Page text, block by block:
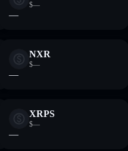
$—
—
NXR
$—
—
XRPS
$—
—